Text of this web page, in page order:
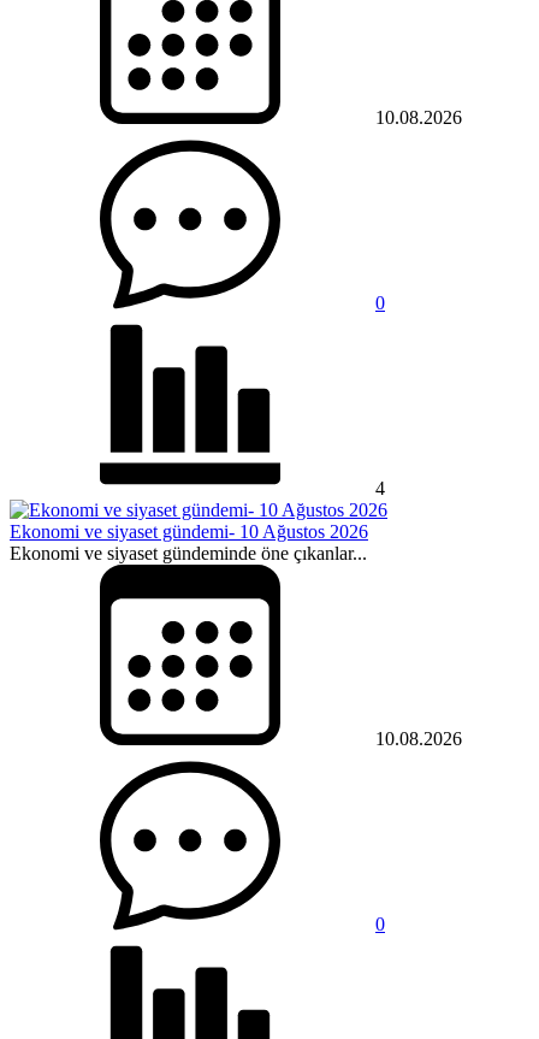
10.08.2026
0
4
Ekonomi ve siyaset gündemi- 10 Ağustos 2026
Ekonomi ve siyaset gündeminde öne çıkanlar...
10.08.2026
0